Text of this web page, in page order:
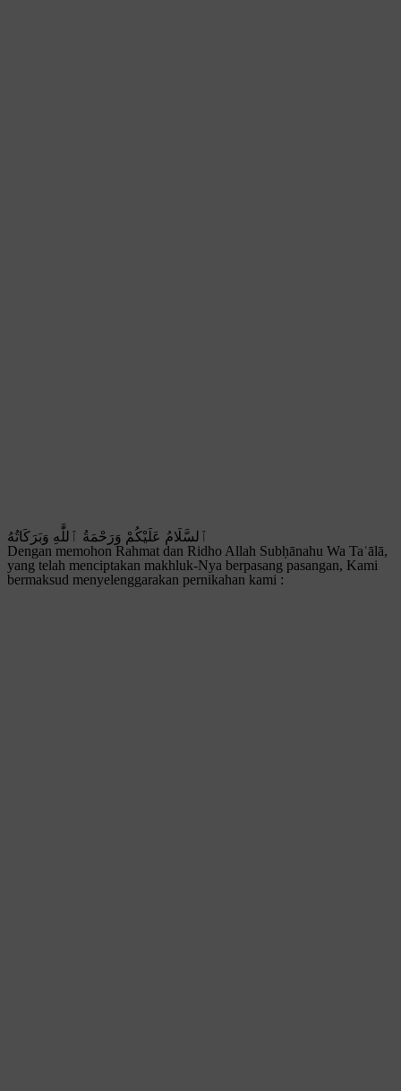
ٱلسَّلَامُ عَلَيْكُمْ وَرَحْمَةُ ٱللَّٰهِ وَبَرَكَاتُهُ
Dengan memohon Rahmat dan Ridho Allah Subḥānahu Wa Taʿālā,
yang telah menciptakan makhluk-Nya berpasang pasangan, Kami
bermaksud menyelenggarakan pernikahan kami :